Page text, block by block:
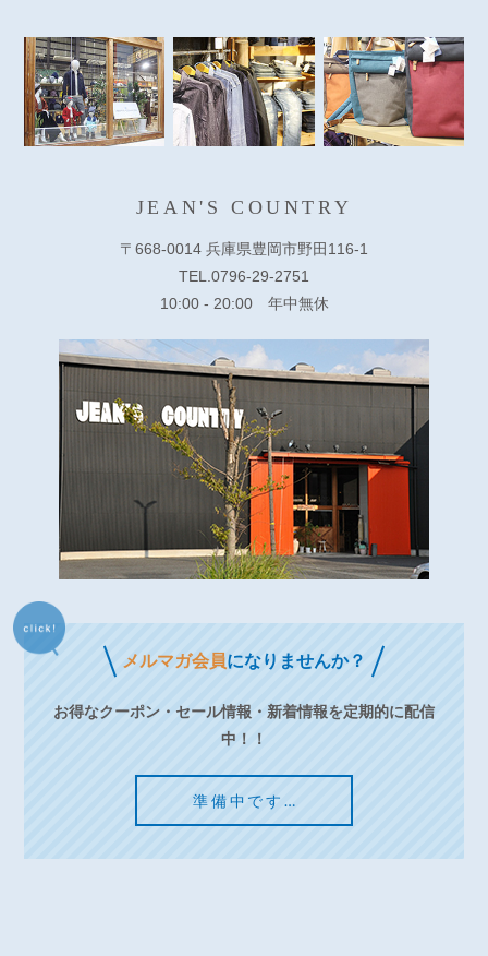
JEAN'S COUNTRY
〒668-0014 兵庫県豊岡市野田116-1
TEL.0796-29-2751
10:00 - 20:00 年中無休
メルマガ会員になりませんか？
お得なクーポン・セール情報・新着情報を定期的に配信
中！！
準備中です…